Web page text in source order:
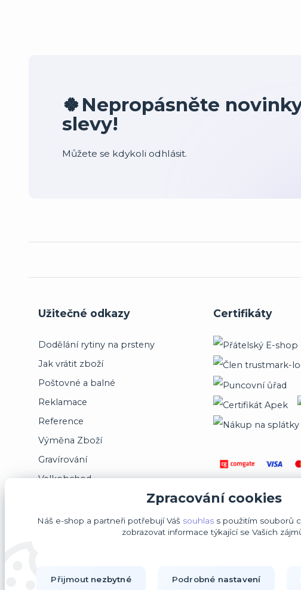
🍀Nepropásněte
slevy!
Můžete se kdykoli odhlásit.
Užitečné odkazy
Dodělání rytiny na prsteny
Jak vrátit zboží
Poštovné a balné
Reklamace
Reference
Výměna Zboží
Gravírování
Velkobchod
Jsme registrováni na puncovním úřadě
Certifikáty
Zpracování cookies
Náš e-shop a partneři potřebují Váš souhlas s použitím souborů
zobrazovat informace týkající se Vašich
Přijmout nezbytné Podrobné nastavení